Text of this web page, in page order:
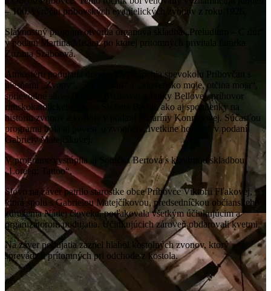
– 100. výročiu príbovských evanjelických zvonov z roku 1926.
Slávnostný program otvorila organová skladba „Preludium – C dur“
v podaní Martina Misára, po ktorej prítomných privítala farárka
Zuzana Szabóová.
Atmosféru podujatia dotvárali vystúpenia spevokolu Príbovčan s
piesňami „Zvony“, „Za horami“ a „Slovensko moje, otčina moja“,
sprievodné slová Boženy Bízikovej a Janky Bellovej, príhovor
rímskokatolíckeho farára Štefana Barilu, ako aj spomienky na
históriu zvonov a kostola v podaní Kataríny Konrádovej. Súčasťou
programu bola aj povesť o zvonoch „Ivetkine holuby“ v podaní
Gabriely Matejčíkovej.
V programe vystúpila aj Sonička Bertová s klavírnou skladbou
„Loreen: Tattoo“.
Slovo na záver patrilo starostke obce Príbovce Viktórii Fľakovej,
ktorá spolu s Gabrielou Matejčíkovou, predsedníčkou občianskeho
združenia Nádej človeka, poďakovala všetkým účinkujúcim a
organizátorom podujatia. Účinkujúcich zároveň obdarovali kvetmi.
Na záver podujatia zaznel hlahol kostolných zvonov, ktorý
sprevádzal prítomných pri odchode z kostola.